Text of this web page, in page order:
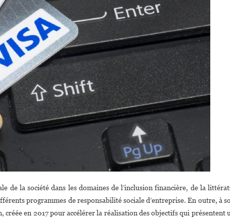
de la société dans les domaines de l’inclusion financière, de la
programmes de responsabilité sociale d’entreprise. En outre, à
en 2017 pour accélérer la réalisation des objectifs qui présentent